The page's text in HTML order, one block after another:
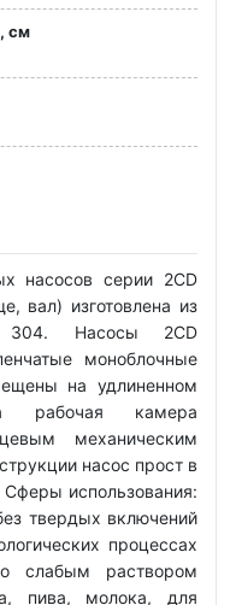
см
насосов серии 2CD
вал) изготовлена ​​из
304. Насосы 2CD
моноблочные
на удлиненном
рабочая камера
механическим
насос прост в
использования:
твердых включений
процессах
слабым раствором
пива, молока, для